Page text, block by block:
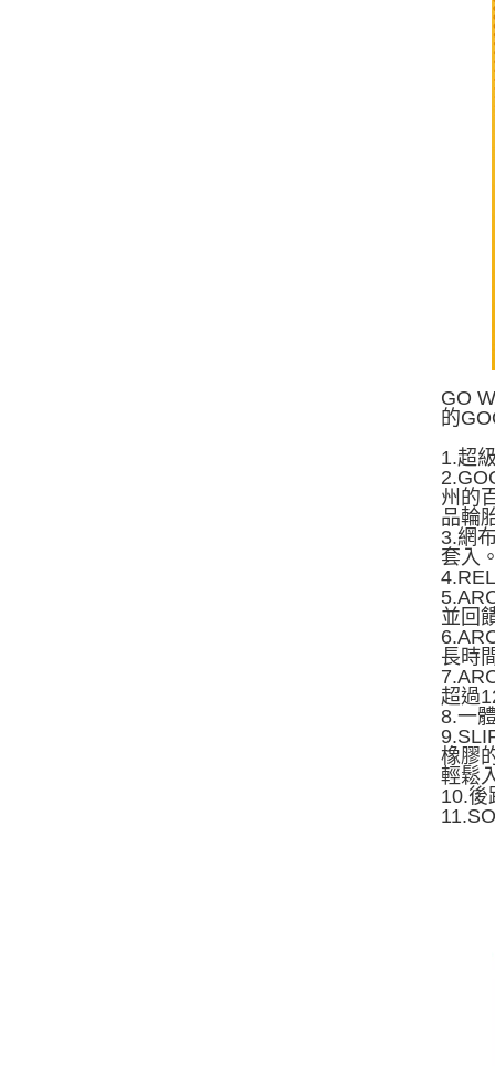
GO
的
1.超
州的
品輪
3.網
套入
並回
長時
超過
8.一
橡膠
輕鬆
10.後